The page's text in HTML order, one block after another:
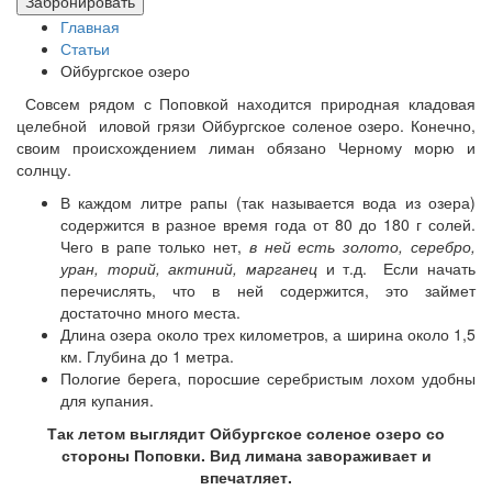
Главная
Статьи
Ойбургское озеро
Совсем рядом с Поповкой находится природная кладовая
целебной иловой грязи Ойбургское соленое озеро. Конечно,
своим происхождением лиман обязано Черному морю и
солнцу.
В каждом литре рапы (так называется вода из озера)
содержится в разное время года от 80 до 180 г солей.
Чего в рапе только нет, в ней есть золото, серебро,
уран, торий, актиний, марганеци т.д. Если начать
перечислять, что в ней содержится, это займет
достаточно много места.
Длина озера около трех километров, а ширина около 1,5
км. Глубина до 1 метра.
Пологие берега, поросшие серебристым лохом удобны
для купания.
Так летом выглядит Ойбургское соленое озеро со
стороны Поповки. Вид лимана завораживает и
впечатляет.